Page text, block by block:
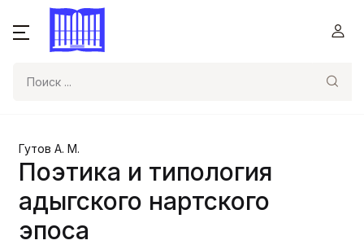
Гутов А. М.
Поэтика и типология
адыгского нартского
эпоса